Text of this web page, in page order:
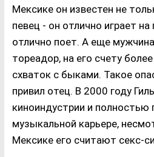
Мексике он известен не
певец - он отлично играет на
отлично поет. А еще
тореадор, на его счету
схваток с быками. Такое
привил отец. В 2000 году
киноиндустрии и полностью
музыкальной карьере,
Мексике его считают секс-